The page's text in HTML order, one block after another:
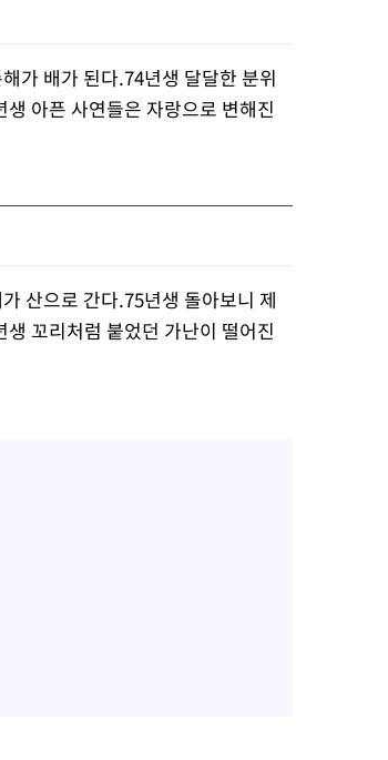
가 배가 된다.74년생 달달한 분위
아픈 사연들은 자랑으로 변해진
산으로 간다.75년생 돌아보니 제
꼬리처럼 붙었던 가난이 떨어진